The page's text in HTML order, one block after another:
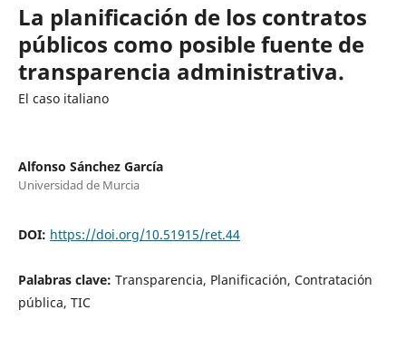
La planificación de los contratos
públicos como posible fuente de
transparencia administrativa.
El caso italiano
Alfonso Sánchez García
Universidad de Murcia
DOI: https://doi.org/10.51915/ret.44
Palabras clave: Transparencia, Planificación, Contratación
pública, TIC